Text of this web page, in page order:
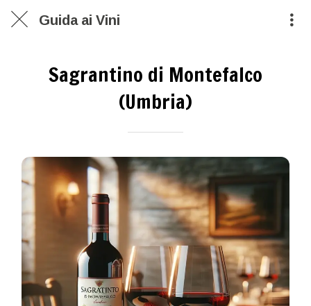
Guida ai Vini
Sagrantino di Montefalco
(Umbria)